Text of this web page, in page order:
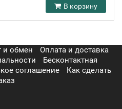
В корзину
и обмен
Оплата и доставка
Бесконтактная
соглашение
Как сделать